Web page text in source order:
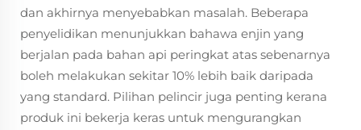
dan akhirnya menyebabkan masalah. Beberapa
penyelidikan menunjukkan bahawa enjin yang
berjalan pada bahan api peringkat atas sebenarnya
boleh melakukan sekitar 10% lebih baik daripada
yang standard. Pilihan pelincir juga penting kerana
produk ini bekerja keras untuk mengurangkan